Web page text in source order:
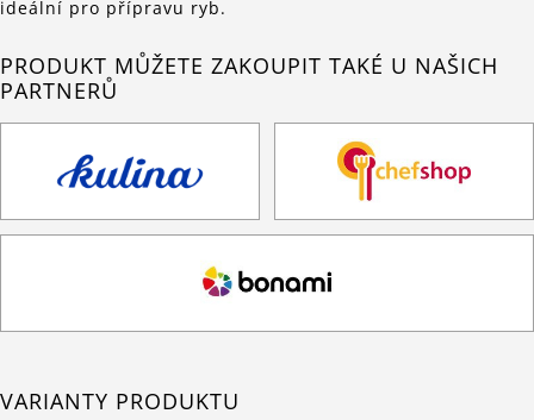
ideální pro přípravu ryb.
PRODUKT MŮŽETE ZAKOUPIT TAKÉ U NAŠICH
PARTNERŮ
VARIANTY PRODUKTU